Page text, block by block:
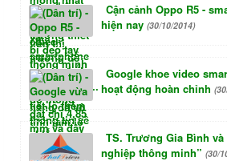
Cận cảnh Oppo R5 -
hiện nay (30/10/2014)
Google khoe video
hoạt động hoàn chỉnh
TS. Trương Gia Bình
nghiệp thông minh” (30/